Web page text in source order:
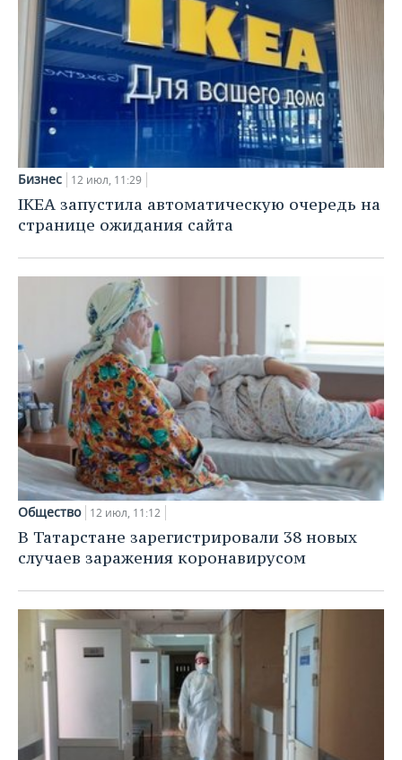
Бизнес 12 июл, 11:29
IKEA запустила автоматическую очередь на
странице ожидания сайта
Общество 12 июл, 11:12
В Татарстане зарегистрировали 38 новых
случаев заражения коронавирусом